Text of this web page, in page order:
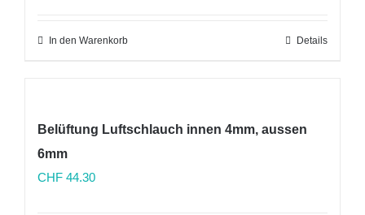
In den Warenkorb Details
Belüftung Luftschlauch innen 4mm, aussen
6mm
CHF 44.30